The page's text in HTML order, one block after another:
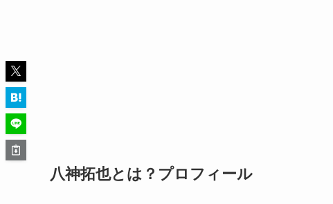
八神拓也とは？プロフィール